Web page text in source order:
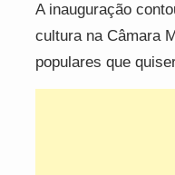
A inauguração
cultura na Câmara
populares que